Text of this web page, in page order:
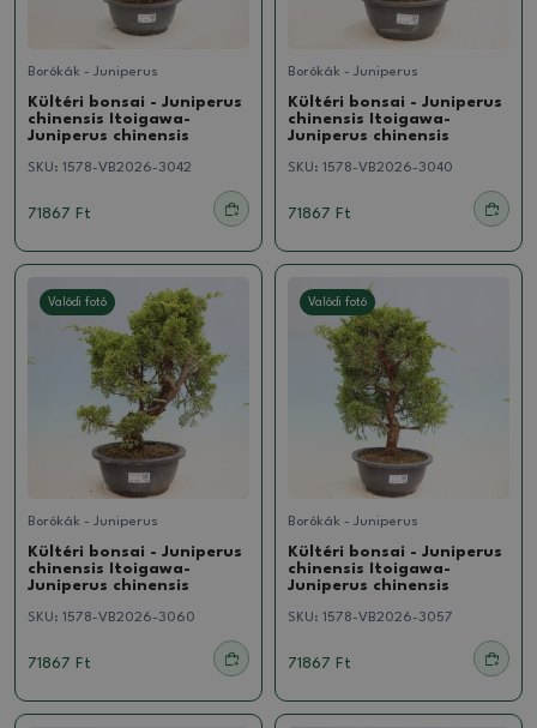
Borókák - Juniperus
Kültéri bonsai - Juniperus
chinensis Itoigawa-
Juniperus chinensis
SKU: 1578-VB2026-3042
71867 Ft
Borókák - Juniperus
Kültéri bonsai - Juniperus
chinensis Itoigawa-
Juniperus chinensis
SKU: 1578-VB2026-3040
71867 Ft
Valódi fotó
Borókák - Juniperus
Kültéri bonsai - Juniperus
chinensis Itoigawa-
Juniperus chinensis
SKU: 1578-VB2026-3060
71867 Ft
Valódi fotó
Borókák - Juniperus
Kültéri bonsai - Juniperus
chinensis Itoigawa-
Juniperus chinensis
SKU: 1578-VB2026-3057
71867 Ft